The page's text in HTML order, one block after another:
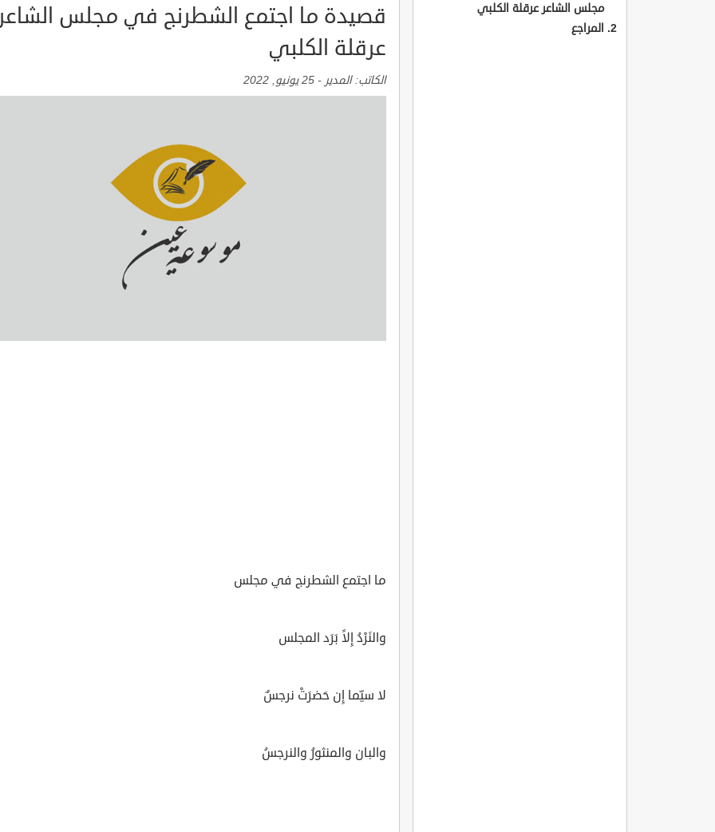
مجلس الشاعر عرقلة الكلبي
المراجع
قصيدة ما اجتمع الشطرنج في مجلس
عرقلة الكلبي
الكاتب:المدير - 25 يونيو, 2022
ما اجتمع الشطرنج في مجلس
والنَرْدُ إِلاً بَرَد المجلس
لا سيّما إِن حَضرَتْ نرجسٌ
والبان والمنثورُ والنرجسُ